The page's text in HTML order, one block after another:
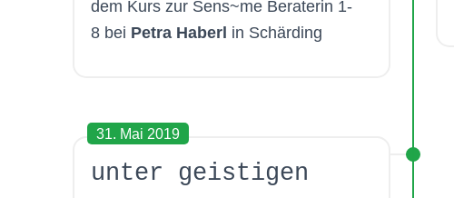
dem Kurs zur Sens~me Beraterin 1-
8 bei Petra Haberl in Schärding
31. Mai 2019
unter geistigen